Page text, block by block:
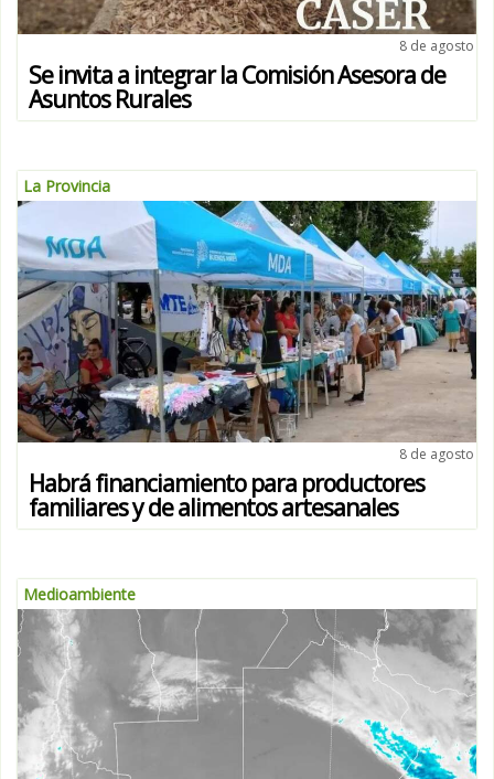
8 de agosto
Se invita a integrar la Comisión Asesora de
Asuntos Rurales
La Provincia
8 de agosto
Habrá financiamiento para productores
familiares y de alimentos artesanales
Medioambiente